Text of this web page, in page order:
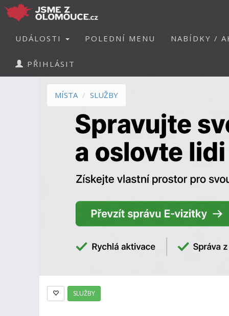
UDÁLOSTI POLEDNÍ MENU NABÍDKY /
PŘIHLÁSIT
MÍSTA SLUŽBY
SLUŽBY